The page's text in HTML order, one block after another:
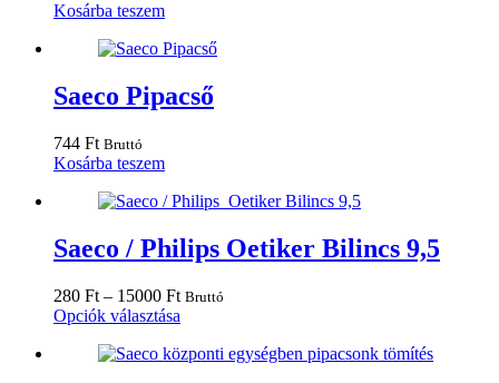
Kosárba teszem
Saeco Pipacső
744 Ft Bruttó
Kosárba teszem
Saeco / Philips Oetiker Bilincs 9,5
280 Ft – 15000 FtÁrtartomány:
15000 Ft
Bruttó
Opciók választása
terméknek